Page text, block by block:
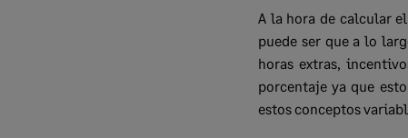
A la hora de calcular
puede ser que a lo
horas extras,
porcentaje ya que
estos conceptos